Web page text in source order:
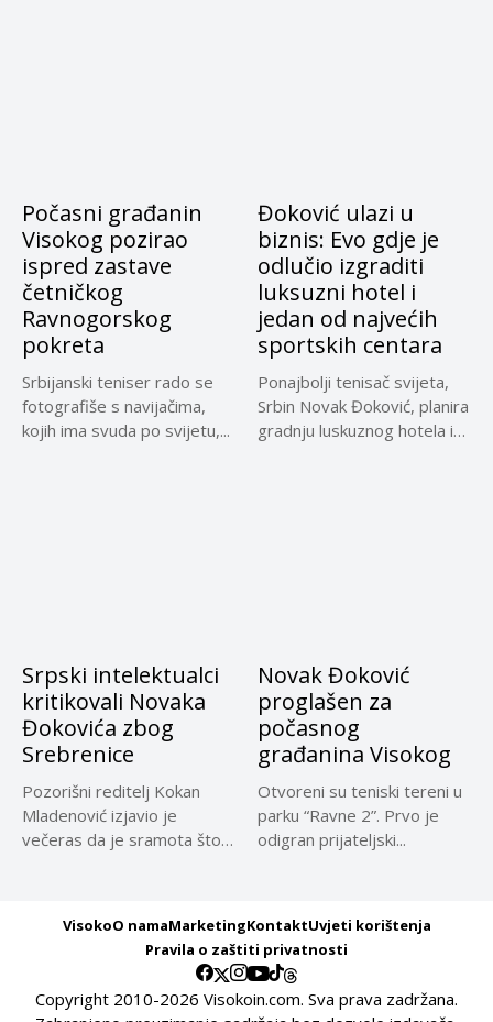
Počasni građanin
Visokog pozirao
ispred zastave
četničkog
Ravnogorskog
pokreta
Srbijanski teniser rado se
fotografiše s navijačima,
kojih ima svuda po svijetu,...
Đoković ulazi u
biznis: Evo gdje je
odlučio izgraditi
luksuzni hotel i
jedan od najvećih
sportskih centara
Ponajbolji tenisač svijeta,
Srbin Novak Đoković, planira
gradnju luskuznog hotela i
Srpski intelektualci
kritikovali Novaka
Đokovića zbog
Srebrenice
Pozorišni reditelj Kokan
Mladenović izjavio je
večeras da je sramota što
Novak Đoković
proglašen za
počasnog
građanina Visokog
Otvoreni su teniski tereni u
parku “Ravne 2”. Prvo je
odigran prijateljski...
VisokoO namaMarketingKontaktUvjeti korištenja
Pravila o zaštiti privatnosti
Copyright 2010-2026 Visokoin.com. Sva prava zadržana.